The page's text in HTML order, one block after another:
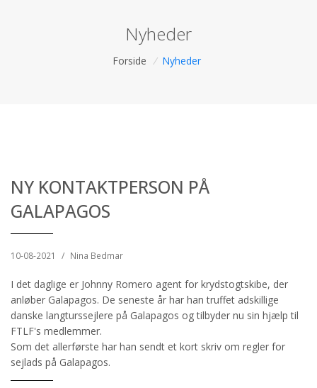
Nyheder
Forside / Nyheder
NY KONTAKTPERSON PÅ
GALAPAGOS
10-08-2021 / Nina Bedmar
I det daglige er Johnny Romero agent for krydstogtskibe, der
anløber Galapagos. De seneste år har han truffet adskillige
danske langturssejlere på Galapagos og tilbyder nu sin hjælp til
FTLF's medlemmer.
Som det allerførste har han sendt et kort skriv om regler for
sejlads på Galapagos.